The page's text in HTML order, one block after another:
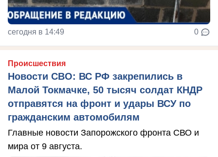
сегодня в 14:49 0
Происшествия
Новости СВО: ВС РФ закрепились в
Малой Токмачке, 50 тысяч солдат КНДР
отправятся на фронт и удары ВСУ по
гражданским автомобилям
Главные новости Запорожского фронта СВО и
мира от 9 августа.